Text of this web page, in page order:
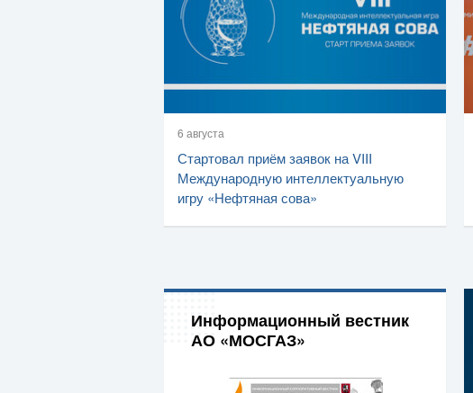
6 августа
Стартовал приём заявок на VIII
Международную интеллектуальную
игру «Нефтяная сова»
Информационный вестник
АО «МОСГАЗ»